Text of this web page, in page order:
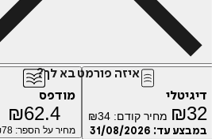
איזה פורמט בא לך?
דיגיטלי
₪32 מחיר קודם: ₪34
במבצע עד: 31/08/2026
מודפס
₪62.4
מחיר על הספר: ₪78